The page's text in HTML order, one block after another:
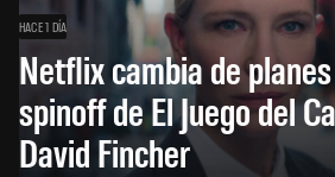
HACE 1 DÍA
Netflix cambia de
spinoff de El Juego del
David Fincher